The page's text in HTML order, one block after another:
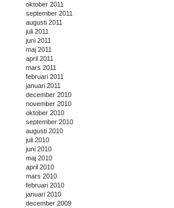
oktober 2011
september 2011
augusti 2011
juli 2011
juni 2011
maj 2011
april 2011
mars 2011
februari 2011
januari 2011
december 2010
november 2010
oktober 2010
september 2010
augusti 2010
juli 2010
juni 2010
maj 2010
april 2010
mars 2010
februari 2010
januari 2010
december 2009